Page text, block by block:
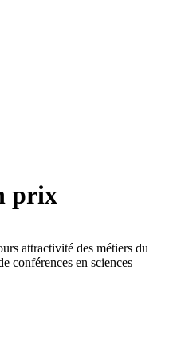
prix
attractivité des métiers du
conférences en sciences